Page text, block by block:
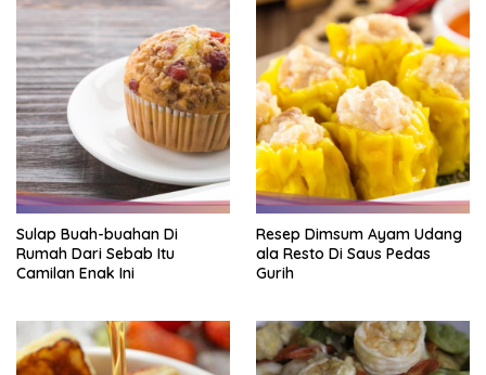
Sulap Buah-buahan Di
Rumah Dari Sebab Itu
Camilan Enak Ini
Resep Dimsum Ayam Udang
ala Resto Di Saus Pedas
Gurih